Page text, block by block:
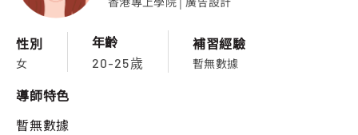
性別
女
年齡
20-25歲
補習經驗
暫無數據
導師特色
暫無數據